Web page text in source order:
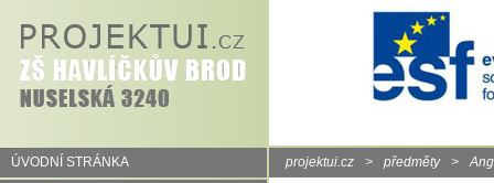
ÚVODNÍ STRÁNKA projektui.cz > předměty >